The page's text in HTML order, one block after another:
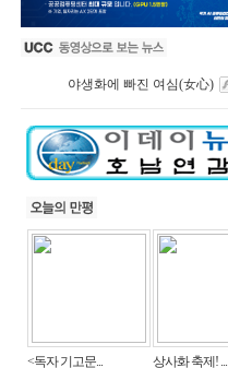
야생화에 빠진 여심(女心)
<독자 기고문... 상사화 축제! ...